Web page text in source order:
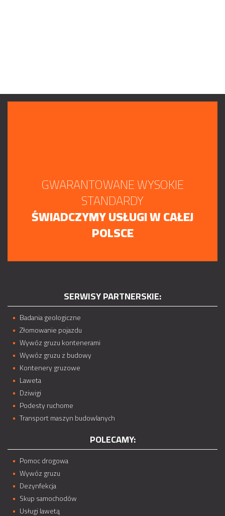
GWARANTOWANE WYSOKIE
STANDARDY
ŚWIADCZYMY USŁUGI W CAŁEJ
POLSCE
SERWISY PARTNERSKIE:
Badania geologiczne
Złomowanie pojazdu
Wywóz gruzu kontenerami
Wywóz gruzu z budowy
Kontenery gruzowe
Laweta
Dziwigi
Podesty ruchome
Transport maszyn budowlanych
POLECAMY:
Pomoc drogowa
Wywóz gruzu
Dezynfekcja
Skup samochodów
Usługi lawetą